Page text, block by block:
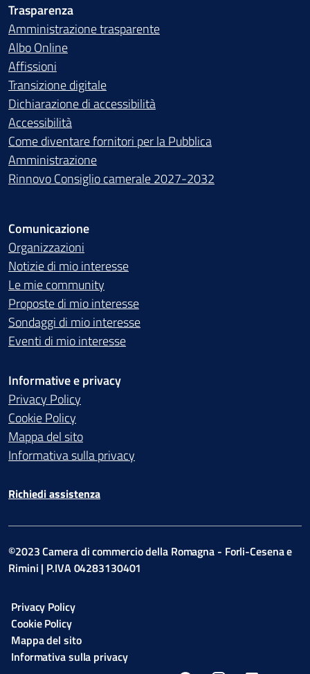
Trasparenza
Amministrazione trasparente
Albo Online
Affissioni
Transizione digitale
Dichiarazione di accessibilità
Accessibilità
Come diventare fornitori per la Pubblica
Amministrazione
Rinnovo Consiglio camerale 2027-2032
Comunicazione
Organizzazioni
Notizie di mio interesse
Le mie community
Proposte di mio interesse
Sondaggi di mio interesse
Eventi di mio interesse
Informative e privacy
Privacy Policy
Cookie Policy
Mappa del sito
Informativa sulla privacy
Richiedi assistenza
©2023 Camera di commercio della Romagna - Forli-Cesena e
Rimini | P.IVA 04283130401
Privacy Policy
Cookie Policy
Mappa del sito
Informativa sulla privacy